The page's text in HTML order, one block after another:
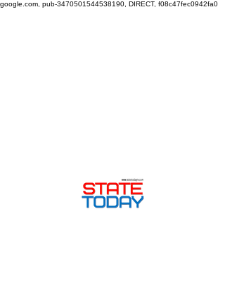
google.com, pub-3470501544538190, DIRECT, f08c47fec0942fa0